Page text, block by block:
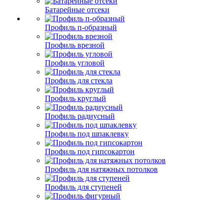
Батарейные отсеки
Профиль п-образный
Профиль врезной
Профиль угловой
Профиль для стекла
Профиль круглый
Профиль радиусный
Профиль под шпаклевку
Профиль под гипсокартон
Профиль для натяжных потолков
Профиль для ступеней